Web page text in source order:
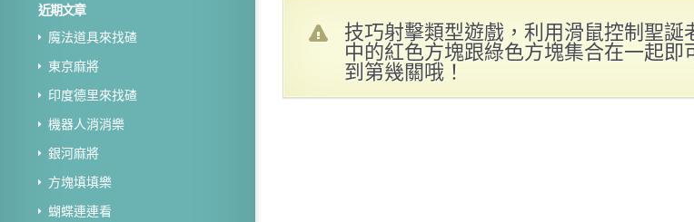
近期文章
魔法道具來找碴
東京麻將
印度德里來找碴
機器人消消樂
銀河麻將
方塊填填樂
蝴蝶連連看
技巧射擊類型遊戲，利用滑鼠控制聖誕
中的紅色方塊跟綠色方塊集合在一起即
到第幾關哦！